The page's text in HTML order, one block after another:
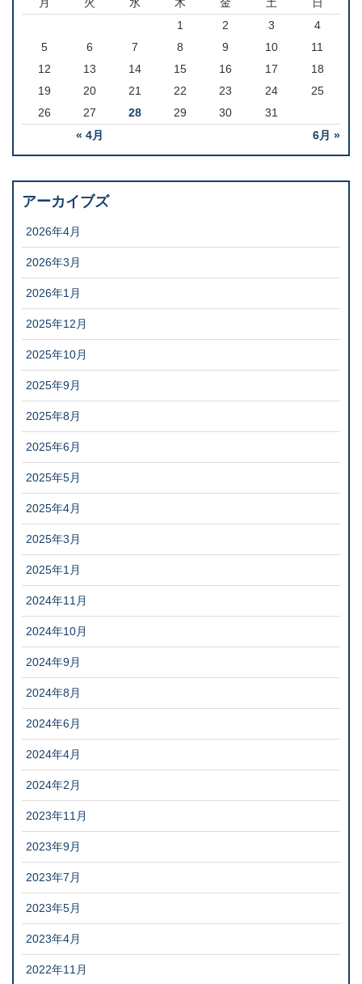
月 火 水 木 金 土 日
« 4月 6月 »
1 2 3
4
5
6 7 8 9 10
11
12
13 14 15 16 17
18
19
20 21 22 23 24
25
26
27 28 29 30 31
アーカイブズ
2026年4月
2026年3月
2026年1月
2025年12月
2025年10月
2025年9月
2025年8月
2025年6月
2025年5月
2025年4月
2025年3月
2025年1月
2024年11月
2024年10月
2024年9月
2024年8月
2024年6月
2024年4月
2024年2月
2023年11月
2023年9月
2023年7月
2023年5月
2023年4月
2022年11月